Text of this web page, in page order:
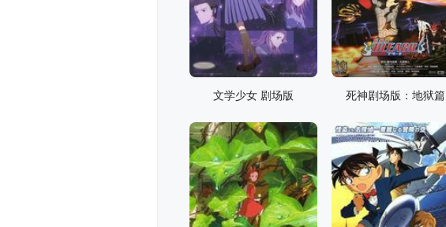
文学少女 剧场版 死神剧场版：地狱篇